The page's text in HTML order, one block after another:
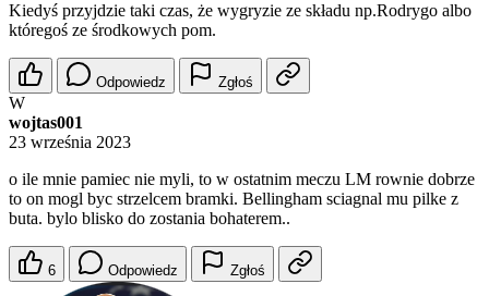
Kiedyś przyjdzie taki czas, że wygryzie ze składu np.Rodrygo albo
któregoś ze środkowych pom.
Odpowiedz Zgłoś
W
wojtas001
23 września 2023
o ile mnie pamiec nie myli, to w ostatnim meczu LM rownie dobrze
to on mogl byc strzelcem bramki. Bellingham sciagnal mu pilke z
buta. bylo blisko do zostania bohaterem..
6 Odpowiedz Zgłoś